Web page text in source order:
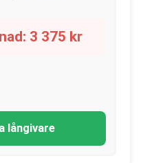
3 375 kr
långivare